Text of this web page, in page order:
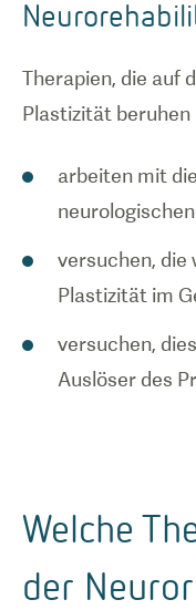
Therapien, die auf
Plastizität beruhen
arbeiten mit
versuchen, die
Plastizität im
versuchen,
Auslöser des
Welche
der